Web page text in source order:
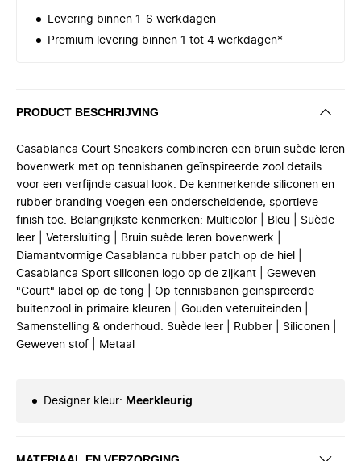
Levering binnen 1-6 werkdagen
Premium levering binnen 1 tot 4 werkdagen*
PRODUCT BESCHRIJVING
Casablanca Court Sneakers combineren een bruin suède leren
bovenwerk met op tennisbanen geïnspireerde zool details
voor een verfijnde casual look. De kenmerkende siliconen en
rubber branding voegen een onderscheidende, sportieve
finish toe. Belangrijkste kenmerken: Multicolor | Bleu | Suède
leer | Vetersluiting | Bruin suède leren bovenwerk |
Diamantvormige Casablanca rubber patch op de hiel |
Casablanca Sport siliconen logo op de zijkant | Geweven
"Court" label op de tong | Op tennisbanen geïnspireerde
buitenzool in primaire kleuren | Gouden veteruiteinden |
Samenstelling & onderhoud: Suède leer | Rubber | Siliconen |
Geweven stof | Metaal
Designer kleur: Meerkleurig